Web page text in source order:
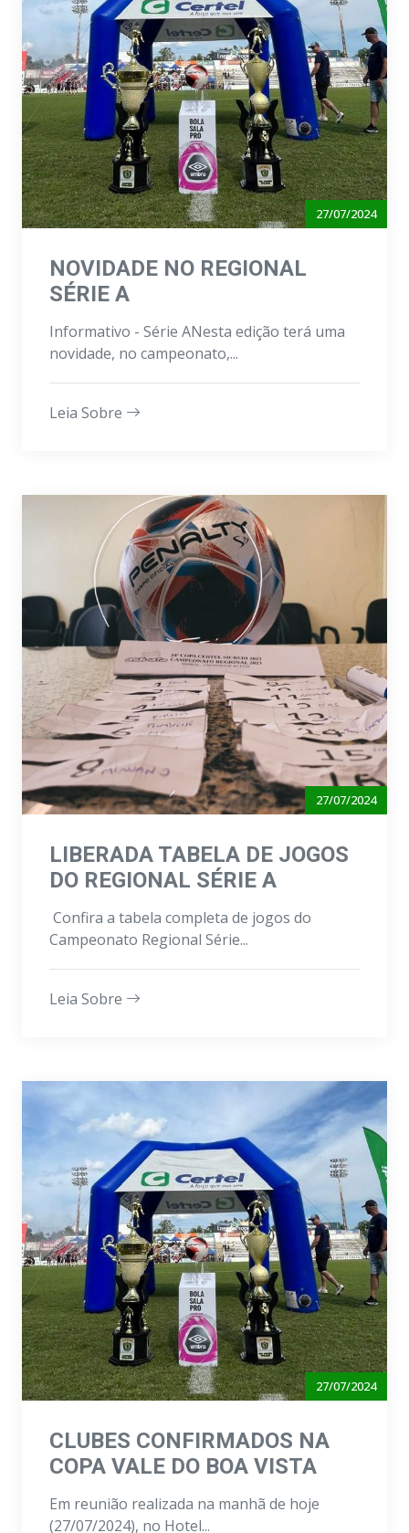
27/07/2024
NOVIDADE NO REGIONAL
SÉRIE A
Informativo - Série ANesta edição terá uma
novidade, no campeonato,...
Leia Sobre
27/07/2024
LIBERADA TABELA DE JOGOS
DO REGIONAL SÉRIE A
Confira a tabela completa de jogos do
Campeonato Regional Série...
Leia Sobre
27/07/2024
CLUBES CONFIRMADOS NA
COPA VALE DO BOA VISTA
Em reunião realizada na manhã de hoje
(27/07/2024), no Hotel...